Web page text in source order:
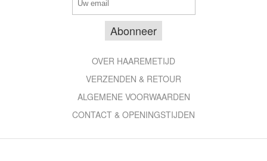
OVER HAAREMETIJD
VERZENDEN & RETOUR
ALGEMENE VOORWAARDEN
CONTACT & OPENINGSTIJDEN